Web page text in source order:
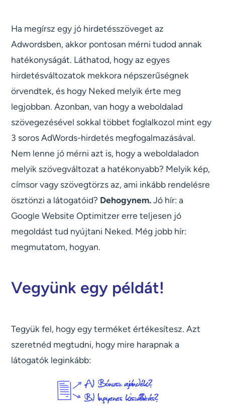
Ha megírsz egy jó hirdetésszöveget az
Adwordsben, akkor pontosan mérni tudod annak
hatékonyságát. Láthatod, hogy az egyes
hirdetésváltozatok mekkora népszerűségnek
örvendtek, és hogy Neked melyik érte meg
legjobban. Azonban, van hogy a weboldalad
szövegezésével sokkal többet foglalkozol mint egy
3 soros AdWords-hirdetés megfogalmazásával.
Nem lenne jó mérni azt is, hogy a weboldaladon
melyik szövegváltozat a hatékonyabb? Melyik kép,
címsor vagy szövegtörzs az, ami inkább rendelésre
ösztönzi a látogatóid? Dehogynem.Jó hír: a
Google Website Optimitzer erre teljesen jó
megoldást tud nyújtani Neked. Még jobb hír:
megmutatom, hogyan.
Vegyünk egy példát!
Tegyük fel, hogy egy terméket értékesítesz. Azt
szeretnéd megtudni, hogy mire harapnak a
látogatók leginkább: